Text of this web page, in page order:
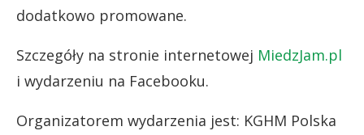
dodatkowo promowane.
Szczegóły na stronie internetowej MiedzJam.pl
i wydarzeniu na Facebooku.
Organizatorem wydarzenia jest: KGHM Polska